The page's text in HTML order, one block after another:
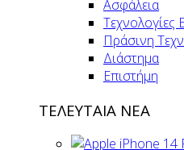
Ασφάλεια
Τεχνολογίες
Πράσινη
Διάστημα
Επιστήμη
ΤΕΛΕΥΤΑΙΑ ΝΕΑ